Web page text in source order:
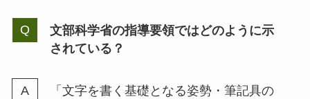
文部科学省の指導要領ではどのように示
されている？
「文字を書く基礎となる姿勢・筆記具の